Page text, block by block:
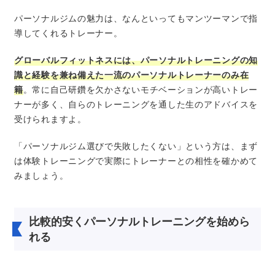
パーソナルジムの魅力は、なんといってもマンツーマンで指
導してくれるトレーナー。
グローバルフィットネスには、パーソナルトレーニングの知
識と経験を兼ね備えた一流のパーソナルトレーナーのみ在
籍。常に自己研鑽を欠かさないモチベーションが高いトレー
ナーが多く、自らのトレーニングを通した生のアドバイスを
受けられますよ。
「パーソナルジム選びで失敗したくない」という方は、まず
は体験トレーニングで実際にトレーナーとの相性を確かめて
みましょう。
比較的安くパーソナルトレーニングを始めら
れる